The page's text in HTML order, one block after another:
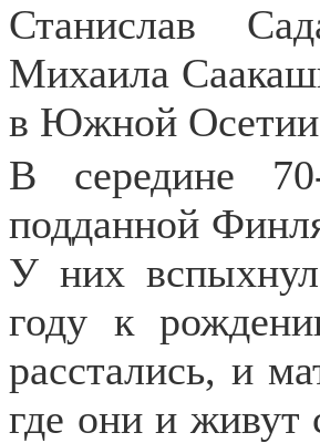
Станислав
Михаила
в Южной Осетии
В середине
подданной
У них
году к
расстались, и
где они и живут